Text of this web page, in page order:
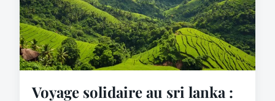
Voyage solidaire au sri lanka :